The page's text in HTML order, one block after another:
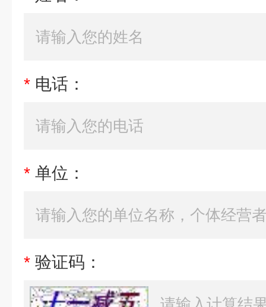
* 电话：
* 单位：
* 验证码：